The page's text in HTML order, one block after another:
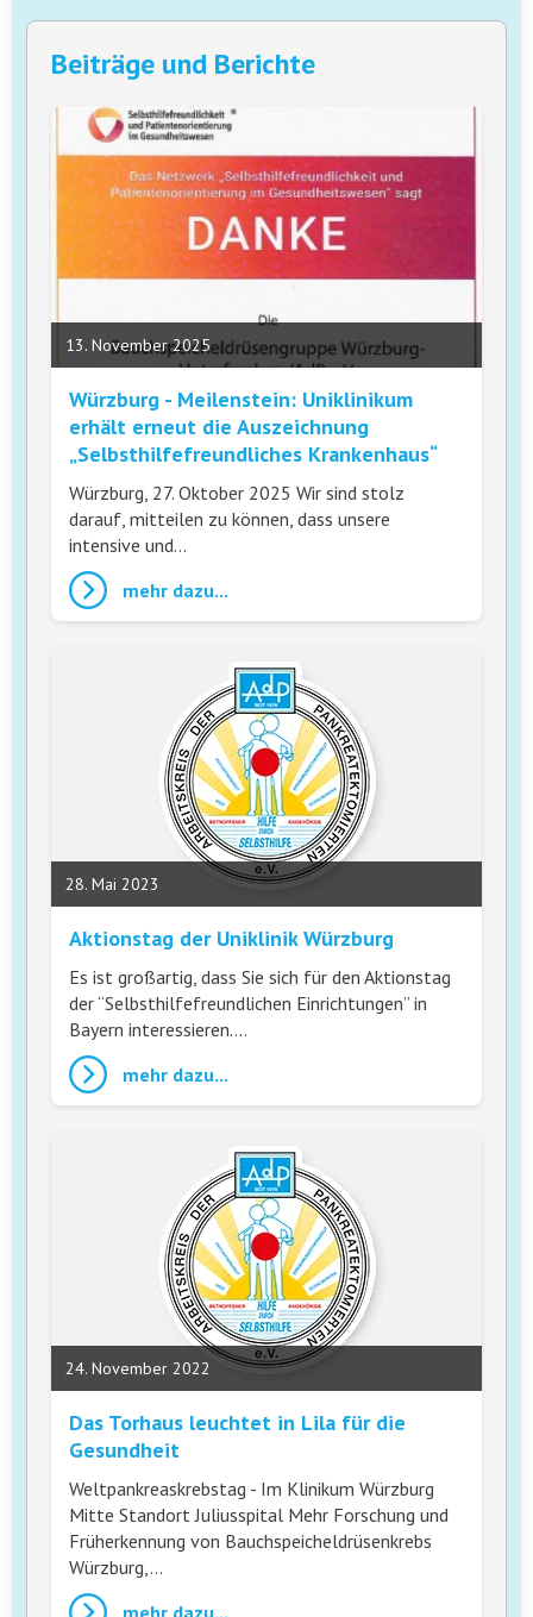
Beiträge und Berichte
13. November 2025
Würzburg - Meilenstein: Uniklinikum
erhält erneut die Auszeichnung
„Selbsthilfefreundliches Krankenhaus“
Würzburg, 27. Oktober 2025 Wir sind stolz
darauf, mitteilen zu können, dass unsere
intensive und…
mehr dazu...
28. Mai 2023
Aktionstag der Uniklinik Würzburg
Es ist großartig, dass Sie sich für den Aktionstag
der “Selbsthilfefreundlichen Einrichtungen” in
Bayern interessieren.…
mehr dazu...
24. November 2022
Das Torhaus leuchtet in Lila für die
Gesundheit
Weltpankreaskrebstag - Im Klinikum Würzburg
Mitte Standort Juliusspital Mehr Forschung und
Früherkennung von Bauchspeicheldrüsenkrebs
Würzburg,…
mehr dazu...